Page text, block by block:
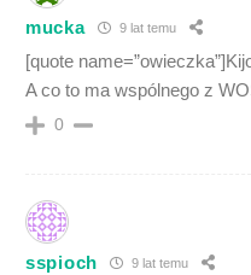
mucka 9 lat temu
[quote
A co to ma wspólnego z
0
sspioch 9 lat temu